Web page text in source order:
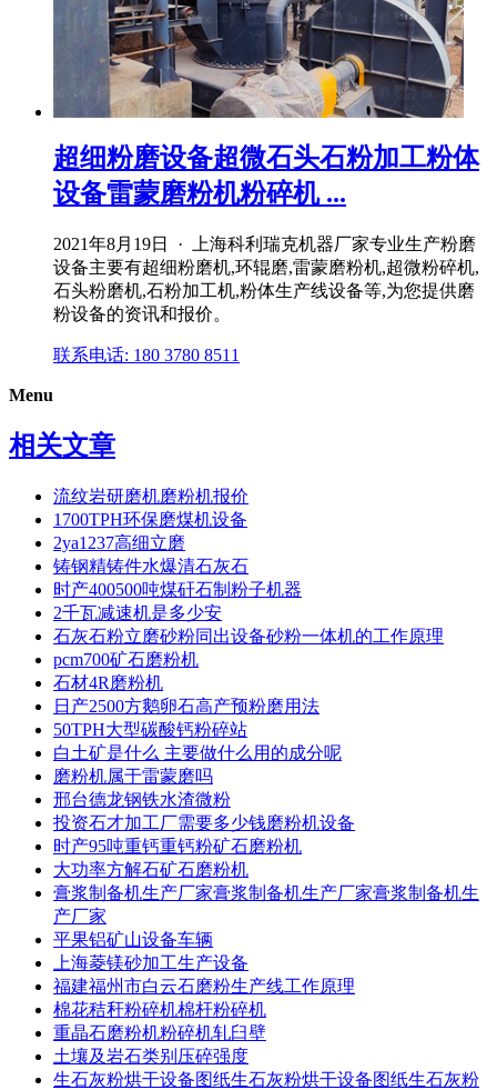
超细粉磨设备超微石头石粉加工粉体
设备雷蒙磨粉机粉碎机 ...
2021年8月19日 · 上海科利瑞克机器厂家专业生产粉磨
设备主要有超细粉磨机,环辊磨,雷蒙磨粉机,超微粉碎机,
石头粉磨机,石粉加工机,粉体生产线设备等,为您提供磨
粉设备的资讯和报价。
联系电话: 180 3780 8511
Menu
相关文章
流纹岩研磨机磨粉机报价
1700TPH环保磨煤机设备
2ya1237高细立磨
铸钢精铸件水爆清石灰石
时产400500吨煤矸石制粉子机器
2千瓦减速机是多少安
石灰石粉立磨砂粉同出设备砂粉一体机的工作原理
pcm700矿石磨粉机
石材4R磨粉机
日产2500方鹅卵石高产预粉磨用法
50TPH大型碳酸钙粉碎站
白土矿是什么 主要做什么用的成分呢
磨粉机属于雷蒙磨吗
邢台德龙钢铁水渣微粉
投资石才加工厂需要多少钱磨粉机设备
时产95吨重钙重钙粉矿石磨粉机
大功率方解石矿石磨粉机
膏浆制备机生产厂家膏浆制备机生产厂家膏浆制备机生
产厂家
平果铝矿山设备车辆
上海菱镁砂加工生产设备
福建福州市白云石磨粉生产线工作原理
棉花秸秆粉碎机棉杆粉碎机
重晶石磨粉机粉碎机轧臼壁
土壤及岩石类别压碎强度
生石灰粉烘干设备图纸生石灰粉烘干设备图纸生石灰粉